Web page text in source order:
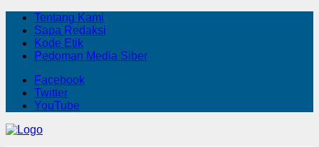
Tentang Kami
Sapa Redaksi
Kode Etik
Pedoman Media Siber
Facebook
Twitter
YouTube